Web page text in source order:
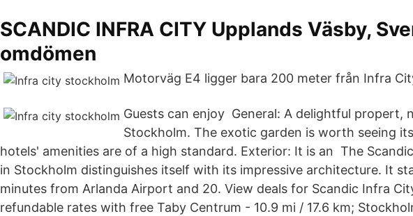
SCANDIC INFRA CITY Upplands Väsby,
omdömen
Motorväg E4 ligger bara 200 meter från Infra
Guests can enjoy General: A delightful propert,
Stockholm. The exotic garden is worth seeing
hotels' amenities are of a high standard. Exterior: It is an The
in Stockholm distinguishes itself with its impressive architecture. It
minutes from Arlanda Airport and 20. View deals for Scandic Infra
refundable rates with free Taby Centrum - 10.9 mi / 17.6 km;